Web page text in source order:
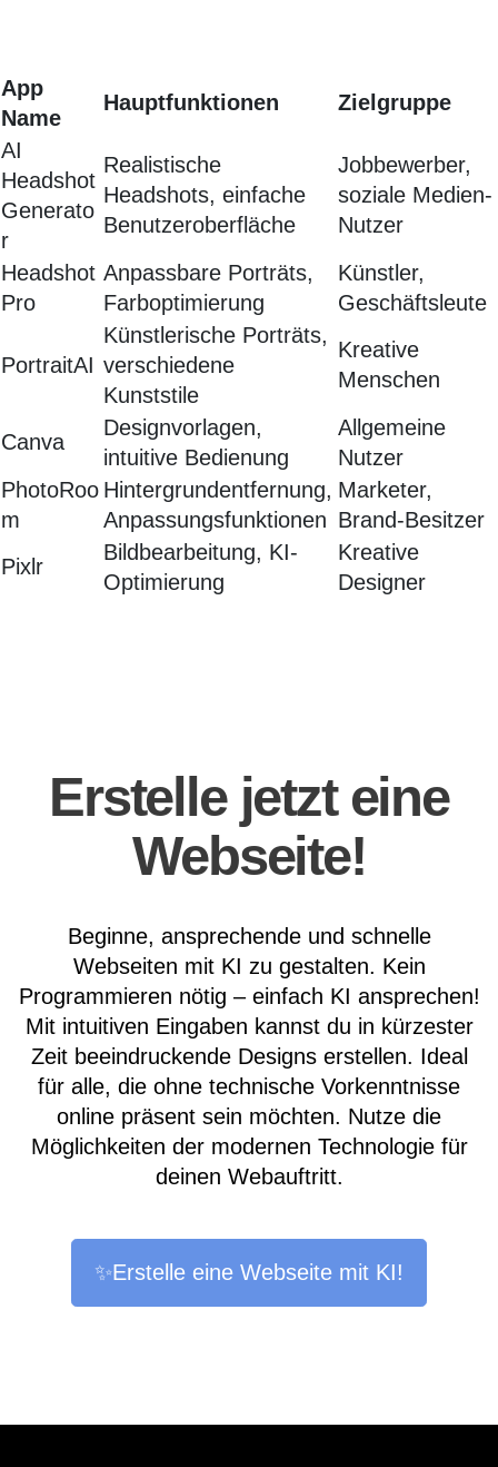
App
Name
Hauptfunktionen
Zielgruppe
AI
Headshot
Generato
r
Realistische
Headshots, einfache
Benutzeroberfläche
Jobbewerber,
soziale Medien-
Nutzer
Headshot
Pro
Anpassbare Porträts,
Farboptimierung
Künstler,
Geschäftsleute
PortraitAI
Künstlerische Porträts,
verschiedene
Kunststile
Kreative
Menschen
Canva
Designvorlagen,
intuitive Bedienung
Allgemeine
Nutzer
PhotoRoo
m
Hintergrundentfernung,
Anpassungsfunktionen
Marketer,
Brand-Besitzer
Pixlr
Bildbearbeitung, KI-
Optimierung
Kreative
Designer
Erstelle jetzt eine
Webseite!
Beginne, ansprechende und schnelle
Webseiten mit KI zu gestalten. Kein
Programmieren nötig – einfach KI ansprechen!
Mit intuitiven Eingaben kannst du in kürzester
Zeit beeindruckende Designs erstellen. Ideal
für alle, die ohne technische Vorkenntnisse
online präsent sein möchten. Nutze die
Möglichkeiten der modernen Technologie für
deinen Webauftritt.
✨Erstelle eine Webseite mit KI!